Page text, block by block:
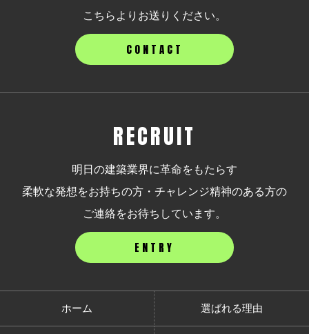
こちらよりお送りください。
CONTACT
RECRUIT
明日の建築業界に革命をもたらす
柔軟な発想をお持ちの方・チャレンジ精神のある方の
ご連絡をお待ちしています。
ENTRY
ホーム 選ばれる理由